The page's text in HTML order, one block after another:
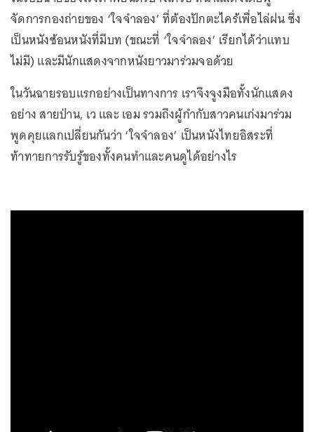
จัดการกองถ่ายของ ‘ใจจำลอง’ ที่ต้องปักตะไคร้เพื่อไล่ฝน ซึ่ง
เป็นหนังซ้อนหนังที่มีบท (ขณะที่ ‘ใจจำลอง’ เรียกได้ว่าแทบ
ไม่มี) และมีนักแสดงจากหนังยาวมาร่วมจอด้วย
ในวันฉายรอบแรกอย่างเป็นทางการ เราจึงจูงมือทั้งนักแสดง
อย่าง สายป่าน, เว และ เอม รวมถึงผู้กำกับสาวคนเก่งมาร่วม
พูดคุยแลกเปลี่ยนกันว่า ‘ใจจำลอง’ เป็นหนังไทยอิสระที่
ท้าทายการรับรู้ของทั้งคนทำและคนดูได้อย่างไร